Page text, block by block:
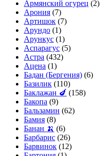
Армянский огурец (2)
Арония (7)
Артишок (7)
Арундо (1)
Арункус (1)
Аспарагус (5)
Астра (432)
Ацена (1)
Бадан (Бергения) (6)
Базилик (110)
Баклажан 🍆 (158)
Бакопа (9)
Бальзамин (62)
Бамия (8)
Банан 🍌 (6)
Барбарис (26)
Барвинок (12)